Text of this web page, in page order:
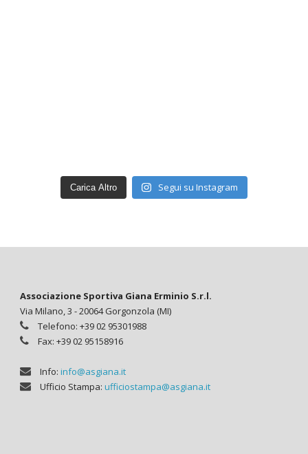
Carica Altro Segui su Instagram
Associazione Sportiva Giana Erminio S.r.l.
Via Milano, 3 - 20064 Gorgonzola (MI)
Telefono: +39 02 95301988
Fax: +39 02 95158916
Info: info@asgiana.it
Ufficio Stampa: ufficiostampa@asgiana.it